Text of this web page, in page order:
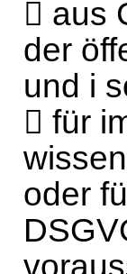
 aus
der
und i
 für
oder